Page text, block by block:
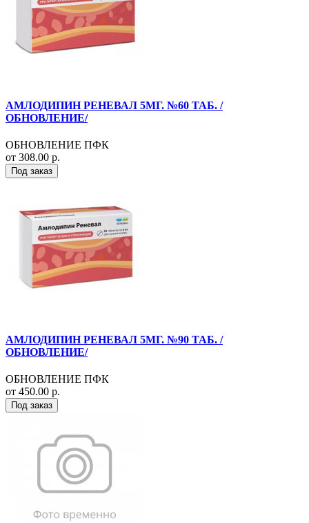
АМЛОДИПИН РЕНЕВАЛ 5МГ. №60 ТАБ. /
ОБНОВЛЕНИЕ/
ОБНОВЛЕНИЕ ПФК
от 308.00 р.
Под заказ
АМЛОДИПИН РЕНЕВАЛ 5МГ. №90 ТАБ. /
ОБНОВЛЕНИЕ/
ОБНОВЛЕНИЕ ПФК
от 450.00 р.
Под заказ